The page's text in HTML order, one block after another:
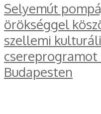
Selyemút
örökséggel
szellemi
csereprogramot
Budapesten